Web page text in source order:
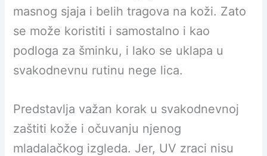
masnog sjaja i belih tragova na koži. Zato
se može koristiti i samostalno i kao
podloga za šminku, i lako se uklapa u
svakodnevnu rutinu nege lica.
Predstavlja važan korak u svakodnevnoj
zaštiti kože i očuvanju njenog
mladalačkog izgleda. Jer, UV zraci nisu